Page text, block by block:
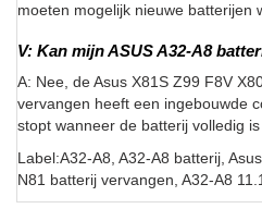
moeten mogelijk nieuwe batterijen
V: Kan mijn ASUS A32-A8
A: Nee, de Asus X81S Z99 F8V
vervangen heeft een ingebouwde
stopt wanneer de batterij volledig is
Label:A32-A8, A32-A8 batterij,
N81 batterij vervangen, A32-A8